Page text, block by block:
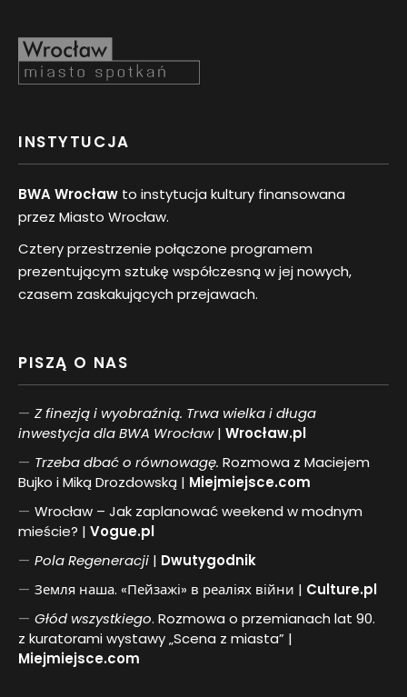
INSTYTUCJA
BWA Wrocław to instytucja kultury finansowana
przez Miasto Wrocław.
Cztery przestrzenie połączone programem
prezentującym sztukę współczesną w jej nowych,
czasem zaskakujących przejawach.
PISZĄ O NAS
Z finezją i wyobraźnią. Trwa wielka i długa
inwestycja dla BWA Wrocław| Wrocław.pl
Trzeba dbać o równowagę. Rozmowa z Maciejem
Bujko i Miką Drozdowską | Miejmiejsce.com
Wrocław – Jak zaplanować weekend w modnym
mieście? | Vogue.pl
PolaRegeneracji | Dwutygodnik
Земля наша. «Пейзажі» в реаліях війни | Culture.pl
Głód wszystkiego. Rozmowa o przemianach lat 90.
z kuratorami wystawy „Scena z miasta” |
Miejmiejsce.com